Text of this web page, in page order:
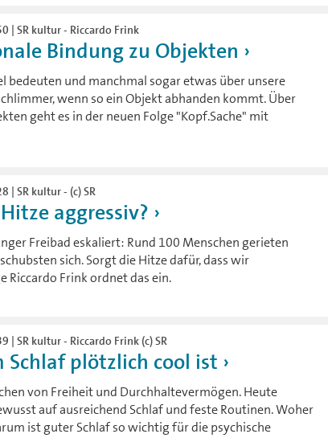
| SR kultur - Riccardo Frink
Bindung zu Objekten
bedeuten und manchmal sogar etwas über unsere
wenn so ein Objekt abhanden kommt. Über
geht es in der neuen Folge "Kopf.Sache" mit
| SR kultur - (c) SR
aggressiv?
Freibad eskaliert: Rund 100 Menschen gerieten
sich. Sorgt die Hitze dafür, dass wir
Riccardo Frink ordnet das ein.
SR kultur - Riccardo Frink (c) SR
Schlaf plötzlich cool ist
von Freiheit und Durchhaltevermögen. Heute
auf ausreichend Schlaf und feste Routinen. Woher
ist guter Schlaf so wichtig für die psychische